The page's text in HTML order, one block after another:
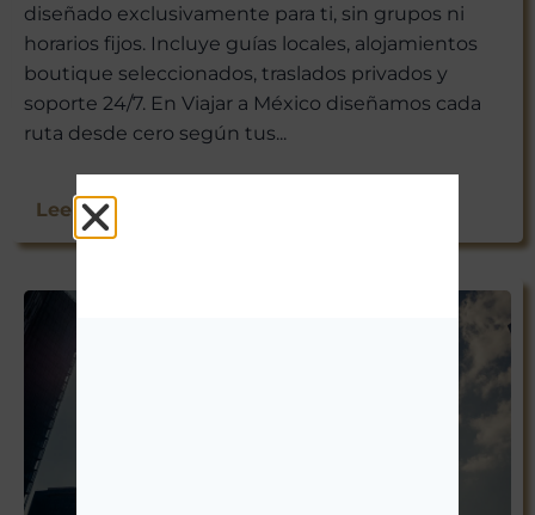
diseñado exclusivamente para ti, sin grupos ni
horarios fijos. Incluye guías locales, alojamientos
boutique seleccionados, traslados privados y
soporte 24/7. En Viajar a México diseñamos cada
ruta desde cero según tus...
Leer Más >>